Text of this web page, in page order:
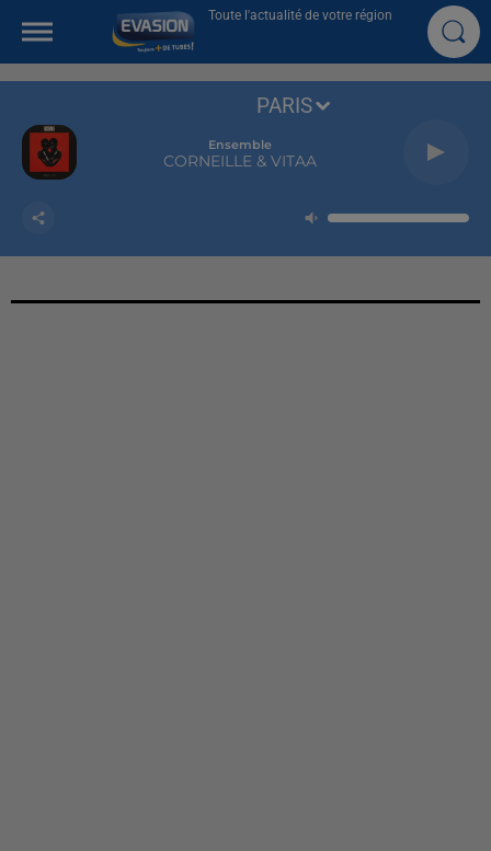
Toute l'actualité de votre région
Ensemble
CORNEILLE & VITAA
PARIS